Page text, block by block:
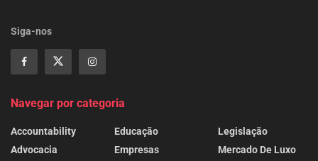
Siga-nos
Navegar por categoria
Accountability
Advocacia
Educação
Empresas
Legislação
Mercado De Luxo